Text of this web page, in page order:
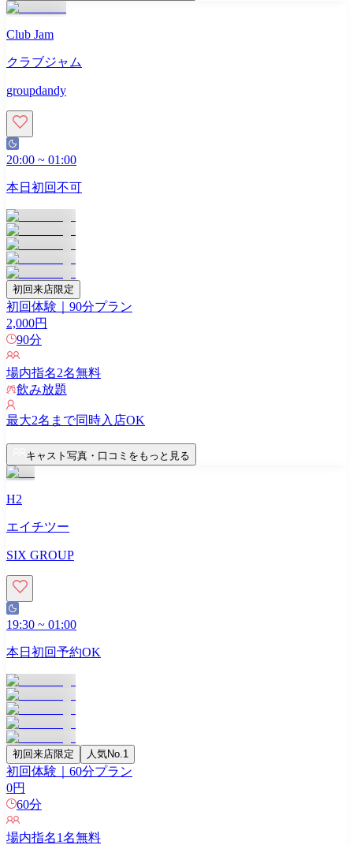
Club Jam
クラブジャム
groupdandy
20:00 ~ 01:00
本日初回不可
初回来店限定
初回体験｜90分プラン
2,000円
90分
場内指名2名無料
飲み放題
最大2名まで同時入店OK
キャスト写真・口コミをもっと見る
H2
エイチツー
SIX GROUP
19:30 ~ 01:00
本日初回予約OK
初回来店限定 人気No.1
初回体験｜60分プラン
0円
60分
場内指名1名無料